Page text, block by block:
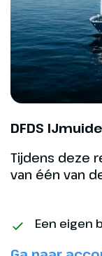
Dag 5
DFDS
Tijdens deze
van één van
Een eigen